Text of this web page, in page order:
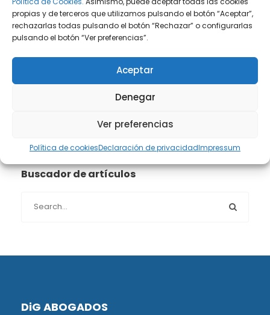
propias y de terceros que utilizamos pulsando el botón “Aceptar”,
rechazarlas todas pulsando el botón “Rechazar” o configurarlas
pulsando el botón “Ver preferencias”.
Aceptar
Denegar
Ver preferencias
Política de cookiesDeclaración de privacidadImpressum
Propiedad intelectual e industrial(13)
Protección de datos(40)
(24)
Buscador de artículos
DiG ABOGADOS